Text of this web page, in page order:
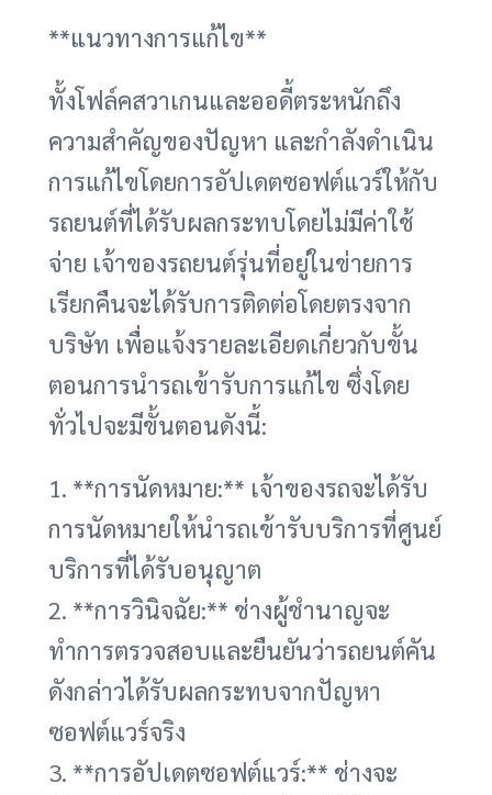
**แนวทางการแก้ไข**
ทั้งโฟล์คสวาเกนและออดี้ตระหนักถึง
ความสำคัญของปัญหา และกำลังดำเนิน
การแก้ไขโดยการอัปเดตซอฟต์แวร์ให้กับ
รถยนต์ที่ได้รับผลกระทบโดยไม่มีค่าใช้
จ่าย เจ้าของรถยนต์รุ่นที่อยู่ในข่ายการ
เรียกคืนจะได้รับการติดต่อโดยตรงจาก
บริษัท เพื่อแจ้งรายละเอียดเกี่ยวกับขั้น
ตอนการนำรถเข้ารับการแก้ไข ซึ่งโดย
ทั่วไปจะมีขั้นตอนดังนี้:
1. **การนัดหมาย:** เจ้าของรถจะได้รับ
การนัดหมายให้นำรถเข้ารับบริการที่ศูนย์
บริการที่ได้รับอนุญาต
2. **การวินิจฉัย:** ช่างผู้ชำนาญจะ
ทำการตรวจสอบและยืนยันว่ารถยนต์คัน
ดังกล่าวได้รับผลกระทบจากปัญหา
ซอฟต์แวร์จริง
3. **การอัปเดตซอฟต์แวร์:** ช่างจะ